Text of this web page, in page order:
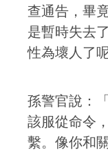
查通告，畢
是暫時失去
性為壞人了呢
孫警官說：
該服從命令
繫。像你和